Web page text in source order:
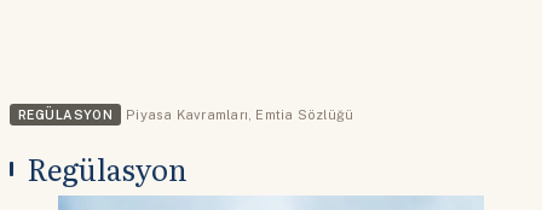
REGÜLASYON Piyasa Kavramları, Emtia Sözlüğü
Regülasyon